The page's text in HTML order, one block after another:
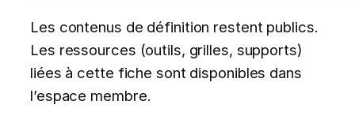
Les contenus de définition restent publics.
Les ressources (outils, grilles, supports)
liées à cette fiche sont disponibles dans
l’espace membre.